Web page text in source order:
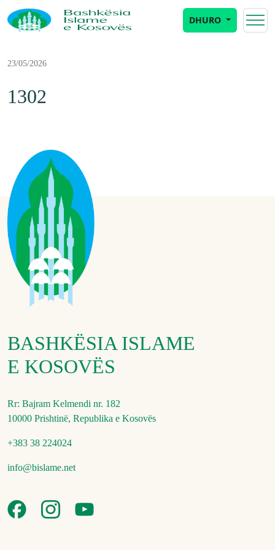
DHURO
23/05/2026
1302
BASHKËSIA ISLAME
E KOSOVËS
Rr: Bajram Kelmendi nr. 182
10000 Prishtinë, Republika e Kosovës
+383 38 224024
info@bislame.net